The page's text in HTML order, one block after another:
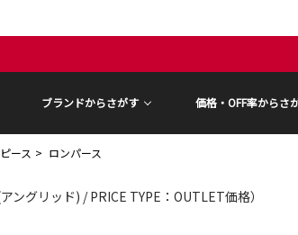
ブランドからさがす 価格・OFF率からさ
ース ロンパース
ングリッド) / PRICE TYPE：OUTLET価格）